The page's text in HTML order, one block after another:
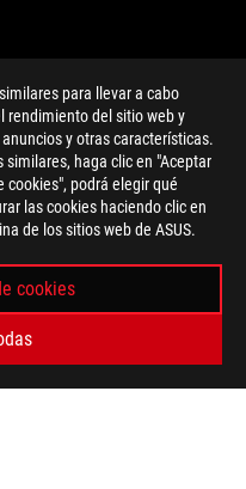
para llevar a cabo
rendimiento del sitio web y
y otras características.
haga clic en "Aceptar
cookies", podrá elegir qué
las cookies haciendo clic en
de los sitios web de ASUS.
cookies